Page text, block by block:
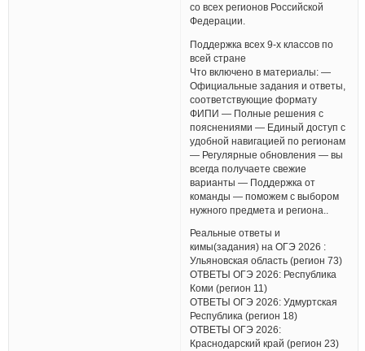
со всех регионов Российской
Федерации.
Поддержка всех 9-х классов по
всей стране
Что включено в материалы: —
Официальные задания и ответы,
соответствующие формату
ФИПИ — Полные решения с
пояснениями — Единый доступ с
удобной навигацией по регионам
— Регулярные обновления — вы
всегда получаете свежие
варианты — Поддержка от
команды — поможем с выбором
нужного предмета и региона..
Реальные ответы и
кимы(задания) на ОГЭ 2026 :
Ульяновская область (регион 73)
ОТВЕТЫ ОГЭ 2026: Республика
Коми (регион 11)
ОТВЕТЫ ОГЭ 2026: Удмуртская
Республика (регион 18)
ОТВЕТЫ ОГЭ 2026:
Краснодарский край (регион 23)